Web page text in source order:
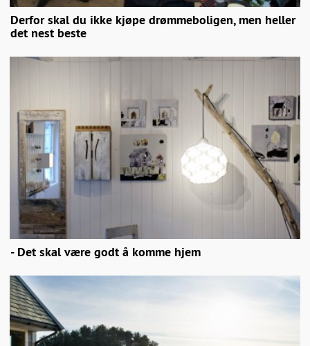
Derfor skal du ikke kjøpe drømmeboligen, men heller
det nest beste
- Det skal være godt å komme hjem